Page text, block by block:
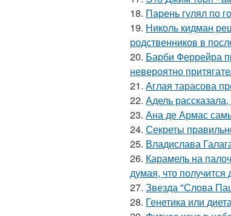
18. Парень гулял по
19. Николь кидман
родственников в
20. Барби Феррейра
невероятно
21. Аглая тарасова
22. Адель
23. Ана де Армас
24. Секреты
25. Владислава
26. Карамель на
думая, что получится
27. Звезда "Слова
28. Генетика или